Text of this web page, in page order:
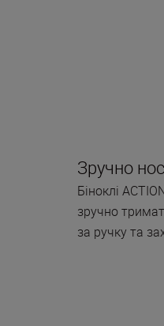
Зручно
Біноклі
зручно
за ручку та